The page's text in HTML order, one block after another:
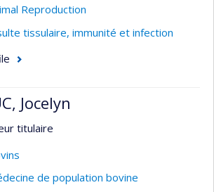
Reproduction
tissulaire, immunité et infection
Jocelyn
titulaire
de population bovine